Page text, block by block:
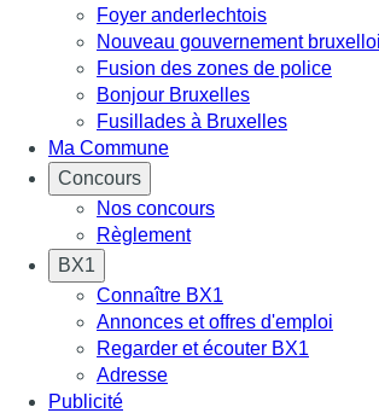
Foyer anderlechtois
Nouveau gouvernement
Fusion des zones de police
Bonjour Bruxelles
Fusillades à Bruxelles
Ma Commune
Concours
Nos concours
Règlement
BX1
Connaître BX1
Annonces et offres d'emploi
Regarder et écouter BX1
Adresse
Publicité